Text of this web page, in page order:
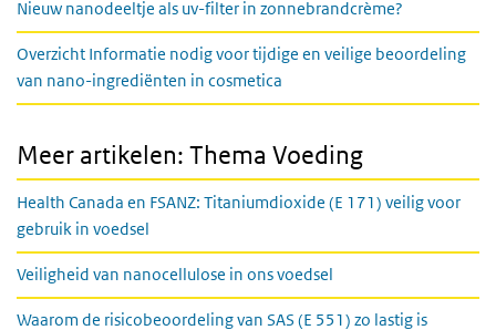
Nieuw nanodeeltje als uv-filter in zonnebrandcrème?
Overzicht Informatie nodig voor tijdige en veilige beoordeling
van nano-ingrediënten in cosmetica
Meer artikelen: Thema Voeding
Health Canada en FSANZ: Titaniumdioxide (E 171) veilig voor
gebruik in voedsel
Veiligheid van nanocellulose in ons voedsel
Waarom de risicobeoordeling van SAS (E 551) zo lastig is